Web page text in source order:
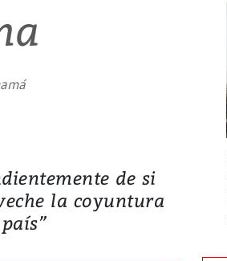
de si
la coyuntura